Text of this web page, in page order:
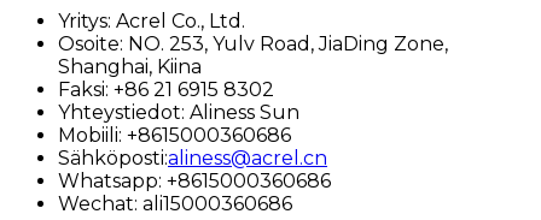
Yritys: Acrel Co., Ltd.
Osoite: NO. 253, Yulv Road, JiaDing Zone,
Shanghai, Kiina
Faksi: +86 21 6915 8302
Yhteystiedot: Aliness Sun
Mobiili: +8615000360686
Sähköposti:aliness@acrel.cn
Whatsapp: +8615000360686
Wechat: ali15000360686